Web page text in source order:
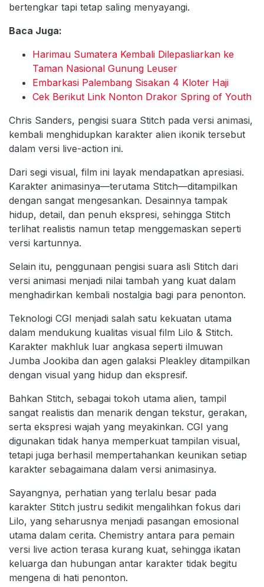
bertengkar tapi tetap saling menyayangi.
Baca Juga:
Harimau Sumatera Kembali Dilepasliarkan ke
Taman Nasional Gunung Leuser
Embarkasi Palembang Sisakan 4 Kloter Haji
Cek Berikut Link Nonton Drakor Spring of Youth
Chris Sanders, pengisi suara Stitch pada versi animasi,
kembali menghidupkan karakter alien ikonik tersebut
dalam versi live-action ini.
Dari segi visual, film ini layak mendapatkan apresiasi.
Karakter animasinya—terutama Stitch—ditampilkan
dengan sangat mengesankan. Desainnya tampak
hidup, detail, dan penuh ekspresi, sehingga Stitch
terlihat realistis namun tetap menggemaskan seperti
versi kartunnya.
Selain itu, penggunaan pengisi suara asli Stitch dari
versi animasi menjadi nilai tambah yang kuat dalam
menghadirkan kembali nostalgia bagi para penonton.
Teknologi CGI menjadi salah satu kekuatan utama
dalam mendukung kualitas visual film Lilo & Stitch.
Karakter makhluk luar angkasa seperti ilmuwan
Jumba Jookiba dan agen galaksi Pleakley ditampilkan
dengan visual yang hidup dan ekspresif.
Bahkan Stitch, sebagai tokoh utama alien, tampil
sangat realistis dan menarik dengan tekstur, gerakan,
serta ekspresi wajah yang meyakinkan. CGI yang
digunakan tidak hanya memperkuat tampilan visual,
tetapi juga berhasil mempertahankan keunikan setiap
karakter sebagaimana dalam versi animasinya.
Sayangnya, perhatian yang terlalu besar pada
karakter Stitch justru sedikit mengalihkan fokus dari
Lilo, yang seharusnya menjadi pasangan emosional
utama dalam cerita. Chemistry antara para pemain
versi live action terasa kurang kuat, sehingga ikatan
keluarga dan hubungan antar karakter tidak begitu
mengena di hati penonton.